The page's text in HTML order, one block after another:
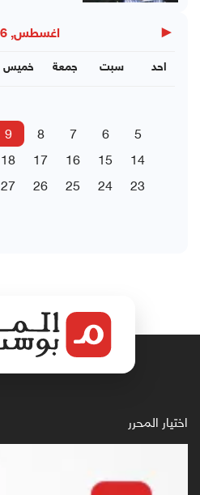
◀ اغسطس, 2026
خميس جمعة سبت احد
5
6
7
8
9
14
15
16
17
18
23
24
25
26
27
اختيار المحرر